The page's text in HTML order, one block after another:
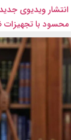
انتشار ویدیوی
محسود با تجهیزات